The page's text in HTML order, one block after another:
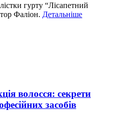
гурту “Лісапетний
Фаліон. Детальніше
волосся: секрети
засобів